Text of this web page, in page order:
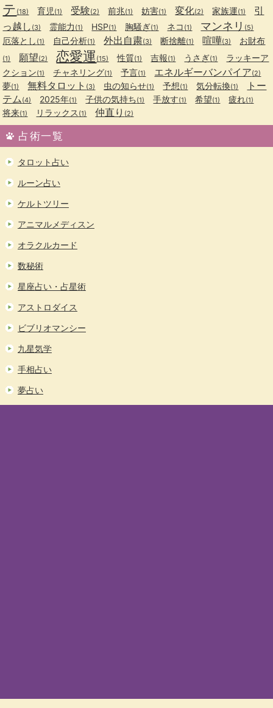
テ (18) 育児 (1) 受験(2) 前兆(1) 妨害(1) 変化(2) 家族運(1)
引
っ越し (3) 霊能力 (1) HSP(1) 胸騒ぎ(1) ネコ (1) マンネリ (5)
厄落とし (1) 自己分析(1) 外出自粛(3) 断捨離(1) 喧嘩(3) お財布
(1) 願望(2) 恋愛運 (15) 性質(1) 吉報(1) うさぎ(1)
ラッキーア
クション(1) チャネリング(1) 予言(1) エネルギーバンパイア(2)
夢(1) 無料タロット (3) 虫の知らせ(1) 予想(1) 気分転換(1)
トー
テム (4) 2025年(1) 子供の気持ち(1) 手放す(1) 希望(1) 疲れ(1)
将来(1) リラックス (1) 仲直り (2)
占術一覧
タロット占い
ルーン占い
ケルトツリー
アニマルメディスン
オラクルカード
数秘術
星座占い・占星術
アストロダイス
ビブリオマンシー
九星気学
手相占い
夢占い